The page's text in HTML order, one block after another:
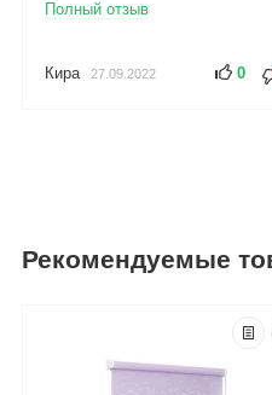
Полный отзыв
Кира 27.09.2022 0
Рекомендуемые